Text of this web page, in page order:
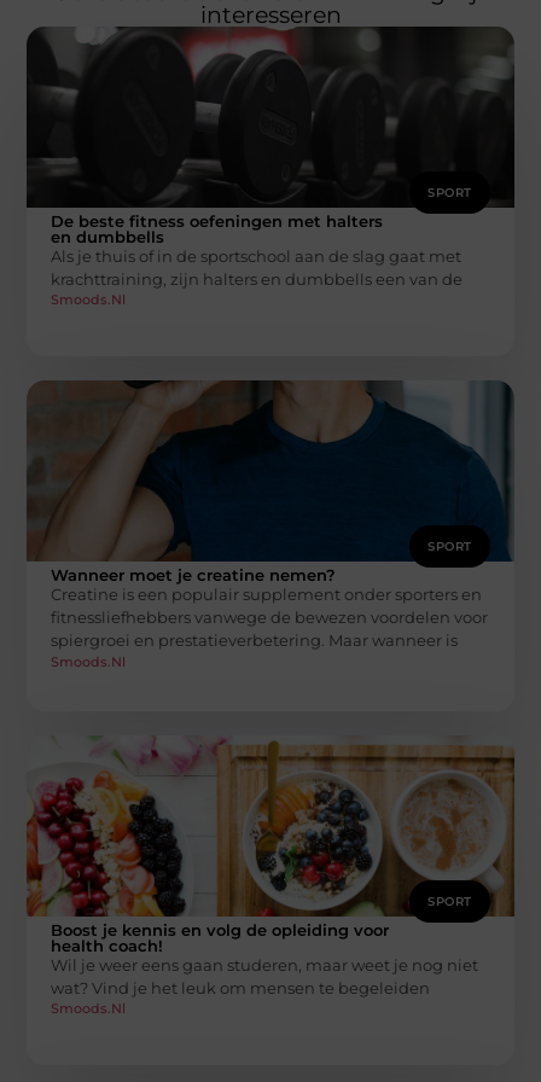
interesseren
SPORT
De beste fitness oefeningen met halters
en dumbbells
Als je thuis of in de sportschool aan de slag gaat met
krachttraining, zijn halters en dumbbells een van de
Smoods.nl
SPORT
Wanneer moet je creatine nemen?
Creatine is een populair supplement onder sporters en
fitnessliefhebbers vanwege de bewezen voordelen voor
spiergroei en prestatieverbetering. Maar wanneer is
Smoods.nl
SPORT
Boost je kennis en volg de opleiding voor
health coach!
Wil je weer eens gaan studeren, maar weet je nog niet
wat? Vind je het leuk om mensen te begeleiden
Smoods.nl